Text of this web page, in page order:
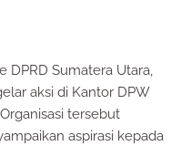
DPRD Sumatera Utara,
aksi di Kantor DPW
tersebut
aspirasi kepada